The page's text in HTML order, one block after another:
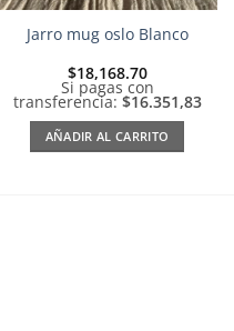
Jarro mug oslo Blanco
$18,168.70
Si pagas con
transferencia: $16.351,83
AÑADIR AL CARRITO